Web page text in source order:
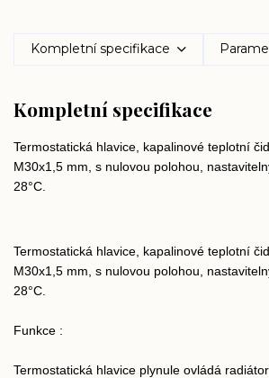
Kompletní specifikace
Kompletní specifikace
Termostatická hlavice, kapalinové teplotní
M30x1,5 mm, s nulovou polohou,
28°C.
Termostatická hlavice, kapalinové teplotní
M30x1,5 mm, s nulovou polohou,
28°C.
Funkce :
Termostatická hlavice plynule ovládá